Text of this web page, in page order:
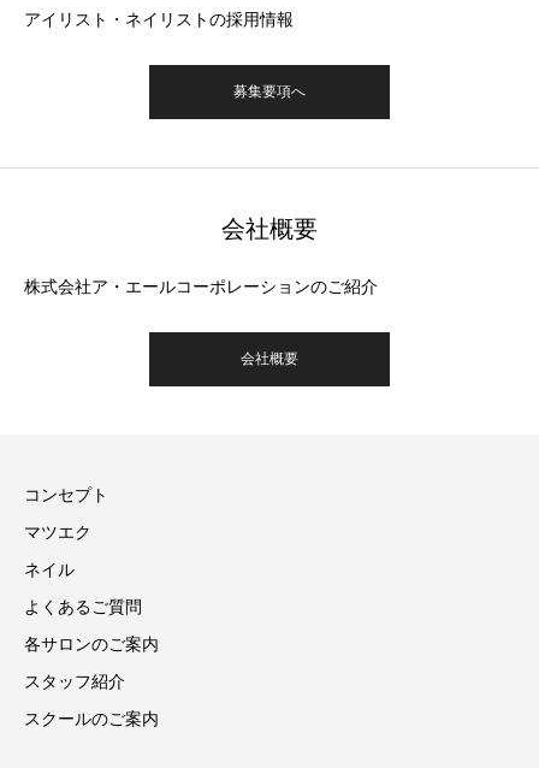
アイリスト・ネイリストの採用情報
募集要項へ
会社概要
株式会社ア・エールコーポレーションのご紹介
会社概要
コンセプト
マツエク
ネイル
よくあるご質問
各サロンのご案内
スタッフ紹介
スクールのご案内